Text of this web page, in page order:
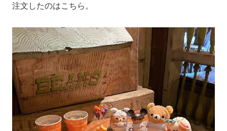
注文したのはこちら。